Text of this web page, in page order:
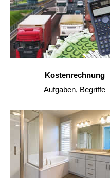
Kostenrechnung
Aufgaben, Begriffe